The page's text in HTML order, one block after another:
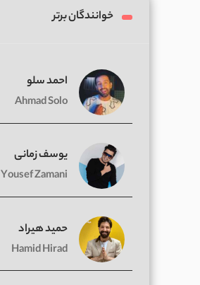
خوانندگان برتر
احمد سلو
Ahmad Solo
یوسف زمانی
Yousef Zamani
حمید هیراد
Hamid Hirad